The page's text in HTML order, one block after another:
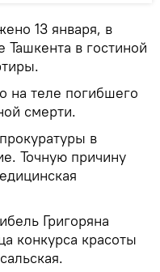
13 января, в
в гостиной
на теле погибшего
смерти.
в
Точную причину
Григоряна
конкурса красоты